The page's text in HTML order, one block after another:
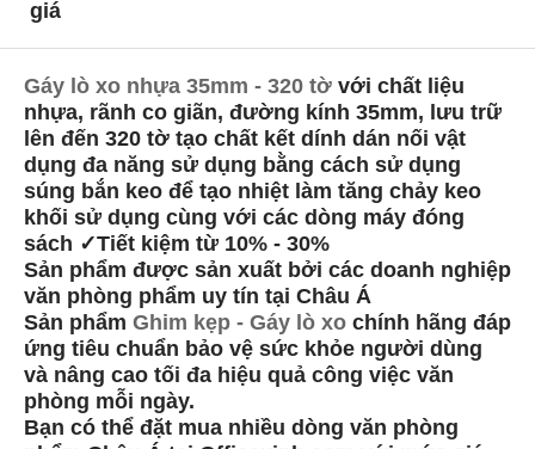
giá
Gáy lò xo nhựa 35mm - 320 tờ với chất liệu
nhựa, rãnh co giãn, đường kính 35mm, lưu trữ
lên đến 320 tờ tạo chất kết dính dán nối vật
dụng đa năng sử dụng bằng cách sử dụng
súng bắn keo để tạo nhiệt làm tăng chảy keo
khối sử dụng cùng với các dòng máy đóng
sách ✓Tiết kiệm từ 10% - 30%
Sản phẩm được sản xuất bởi các doanh nghiệp
văn phòng phẩm uy tín tại Châu Á
Sản phẩm Ghim kẹp - Gáy lò xo chính hãng đáp
ứng tiêu chuẩn bảo vệ sức khỏe người dùng
và nâng cao tối đa hiệu quả công việc văn
phòng mỗi ngày.
Bạn có thể đặt mua nhiều dòng văn phòng